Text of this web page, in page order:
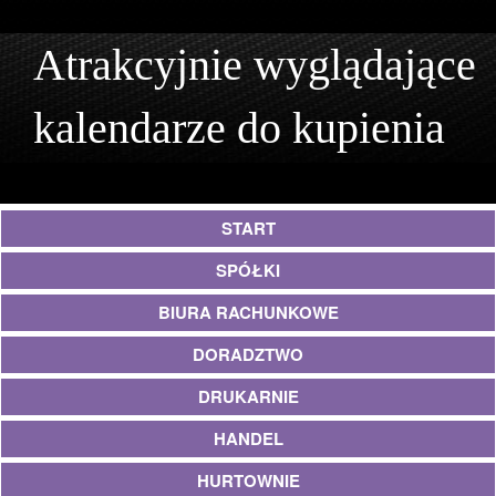
Atrakcyjnie wyglądające
kalendarze do kupienia
START
SPÓŁKI
BIURA RACHUNKOWE
DORADZTWO
DRUKARNIE
HANDEL
HURTOWNIE